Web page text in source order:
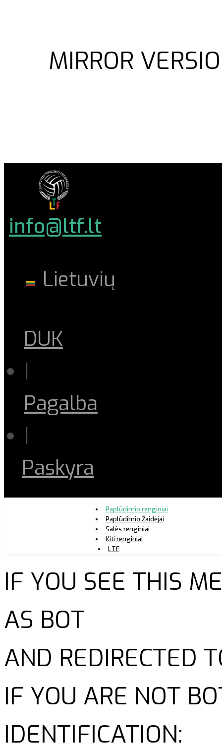
MIRROR
info@ltf.lt
Lietuvių
DUK
|
Pagalba
|
Paskyra
Paplūdimio renginiai
Paplūdimio Žaidėjai
Salės renginiai
Kiti renginiai
LTF
IF YOU SEE THIS
AS BOT
AND REDIRECTED
IF YOU ARE NOT
IDENTIFICATION: